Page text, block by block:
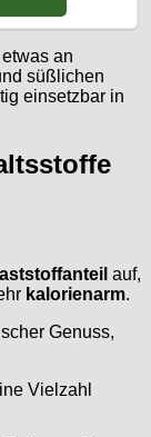
an
süßlichen
einsetzbar in
auf,
kalorienarm.
Genuss,
Vielzahl